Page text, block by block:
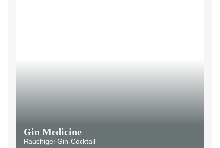
Gin Medicine
Rauchiger Gin-Cocktail